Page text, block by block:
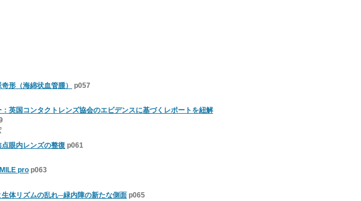
形（海綿状血管腫）
p057
英国コンタクトレンズ協会のエビデンスに基づくレポートを紐解
眼内レンズの整復 p061
pro p063
体リズムの乱れ─緑内障の新たな側面 p065